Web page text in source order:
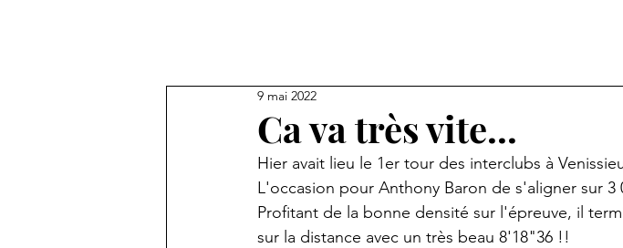
Ca va très vite...
9 mai 2022
Hier avait lieu le 1er tour des interclubs à
L'occasion pour Anthony Baron de s'aligner sur 3
Profitant de la bonne densité sur l'épreuve, il
sur la distance avec un très beau 8'18"36 !!